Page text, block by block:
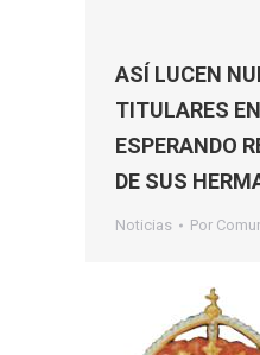
ASÍ LUCEN
TITULARES
ESPERANDO
DE SUS
Noticias Por